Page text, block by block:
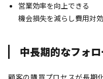
営業効率を向上できる
機会損失を減らし費用対
中長期的なフォ
顧客の購買プロセスが長期